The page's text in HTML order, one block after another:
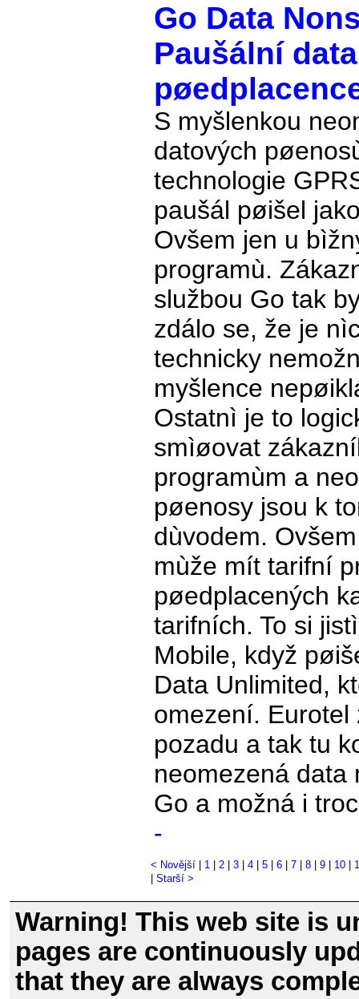
Go Data
Paušální
S myšlenkou
datových
technologie
paušál pøišel
Ovšem jen u
programù.
službou Go tak
zdálo se, že je
technicky
myšlence
Ostatnì je to
smìøovat
programùm a
pøenosy jsou k
dùvodem.
mùže mít tarifní
pøedplacených
tarifních. To si
Mobile, když
Data Unlimited,
omezení.
pozadu a tak tu
neomezená data
Go a možná i
-
< Novější 1 2 3 4 5 6 7 8 9 10
Starší >
Warning! This web site is
pages are continuously
that they are always